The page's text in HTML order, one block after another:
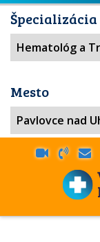
Špecializácia
Mesto